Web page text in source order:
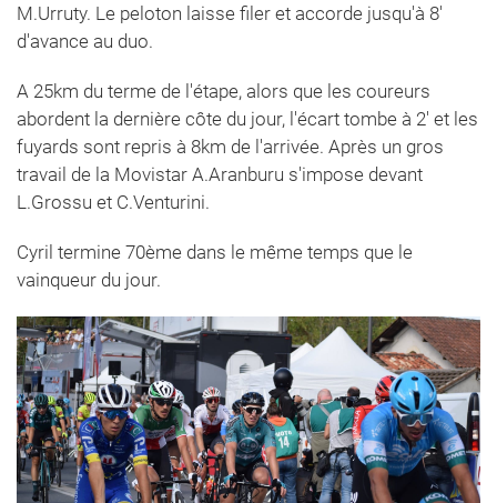
M.Urruty. Le peloton laisse filer et accorde jusqu'à 8'
d'avance au duo.
A 25km du terme de l'étape, alors que les coureurs
abordent la dernière côte du jour, l'écart tombe à 2' et les
fuyards sont repris à 8km de l'arrivée. Après un gros
travail de la Movistar A.Aranburu s'impose devant
L.Grossu et C.Venturini.
Cyril termine 70ème dans le même temps que le
vainqueur du jour.